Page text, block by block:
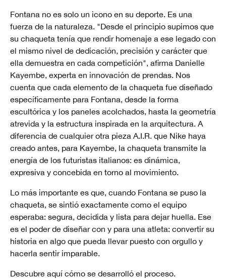
Fontana no es solo un icono en su deporte. Es una
fuerza de la naturaleza. "Desde el principio supimos que
su chaqueta tenía que rendir homenaje a ese legado con
el mismo nivel de dedicación, precisión y carácter que
ella demuestra en cada competición", afirma Danielle
Kayembe, experta en innovación de prendas. Nos
cuenta que cada elemento de la chaqueta fue diseñado
específicamente para Fontana, desde la forma
escultórica y los paneles acolchados, hasta la geometría
atrevida y la estructura inspirada en la arquitectura. A
diferencia de cualquier otra pieza A.I.R. que Nike haya
creado antes, para Kayembe, la chaqueta transmite la
energía de los futuristas italianos: es dinámica,
expresiva y concebida en torno al movimiento.
Lo más importante es que, cuando Fontana se puso la
chaqueta, se sintió exactamente como el equipo
esperaba: segura, decidida y lista para dejar huella. Ese
es el poder de diseñar con y para una atleta: convertir su
historia en algo que pueda llevar puesto con orgullo y
hacerla sentir imparable.
Descubre aquí cómo se desarrolló el proceso.